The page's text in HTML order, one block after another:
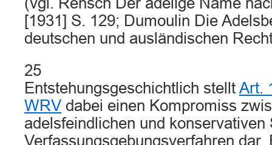
[1931] S. 129; Dumoulin Die
deutschen und ausländischen
25
Entstehungsgeschichtlich stellt Art.
WRV dabei einen Kompromiss
adelsfeindlichen und konservativen
Verfassungsgebungsverfahren dar.